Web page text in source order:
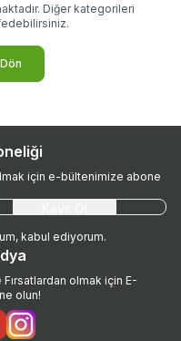
Diğer kategorileri
için e-bültenimize abone
kabul ediyorum.
olmak için E-
olun!
Instagram